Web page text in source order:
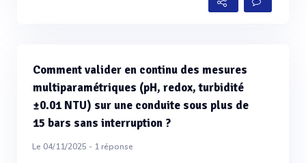
Comment valider en continu des mesures
multiparamétriques (pH, redox, turbidité
±0.01 NTU) sur une conduite sous plus de
15 bars sans interruption ?
Le 04/11/2025 - 1réponse